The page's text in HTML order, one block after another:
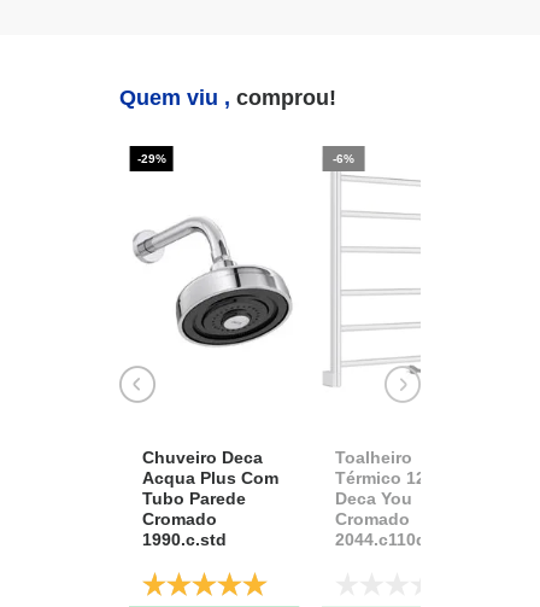
Quem viu , comprou!
-29%
Chuveiro Deca
Acqua Plus Com
Tubo Parede
Cromado
1990.c.std
-6%
Toalheiro
Térmico 127v
Deca You
Cromado
2044.c110d.aqc